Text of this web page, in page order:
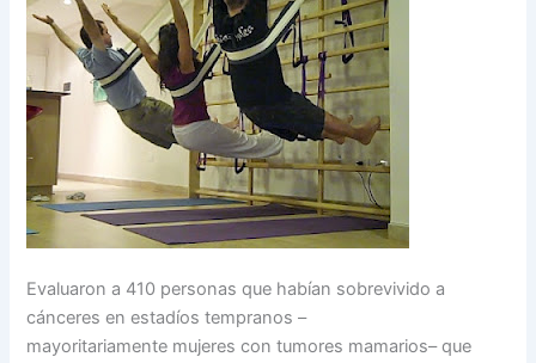
Evaluaron a 410 personas que habían sobrevivido a
cánceres en estadíos tempranos –
mayoritariamente mujeres con tumores mamarios– que